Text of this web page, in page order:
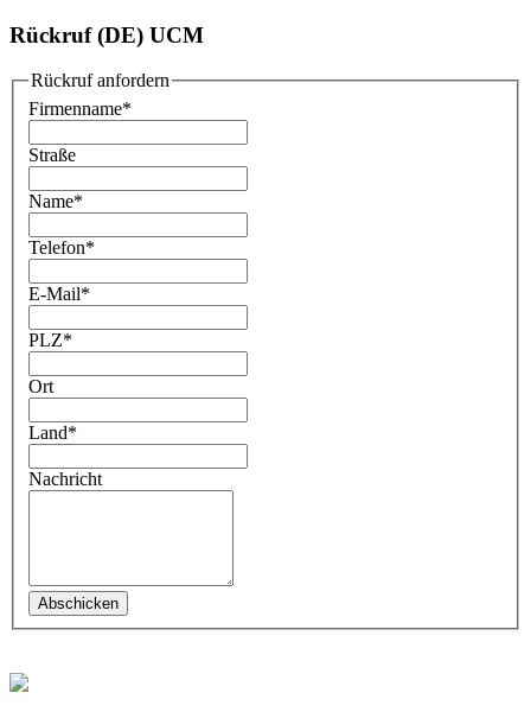
Rückruf (DE) UCM
Rückruf anfordern
Firmenname*
Straße
Name*
Telefon*
E-Mail*
PLZ*
Ort
Land*
Nachricht